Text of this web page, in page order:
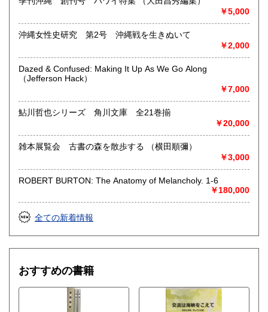
学、古典籍、趣味、外国書、サブカルチャー、古書一般（そ
洋書・和書・国文学・古典文学・海外文学・哲学・現代思
想・宗教・仏教・キリスト教・言語学・英語学・マイナー言
語・社会学・経済学・理工系数学・政治学・レアブック・稀
覯本・大衆文学・全集・探偵小説・ミステリー・怪奇幻想・
映画・音楽・サブカルチャー他
￥5,000
沖縄女性史研究 第2号 沖縄戦を生きぬいて
￥2,000
Dazed & Confused: Making It Up As We Go Along
（Jefferson Hack）
￥7,000
鮎川哲也シリーズ 角川文庫 全21巻揃
￥20,000
雑本展覧会 古書の森を散歩する （横田順彌）
￥3,000
ROBERT BURTON: The Anatomy of Melancholy. 1-6
￥180,000
全ての新着情報
おすすめの書籍